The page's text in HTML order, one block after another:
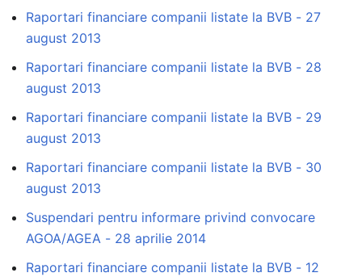
Raportari financiare companii listate la BVB - 27
august 2013
Raportari financiare companii listate la BVB - 28
august 2013
Raportari financiare companii listate la BVB - 29
august 2013
Raportari financiare companii listate la BVB - 30
august 2013
Suspendari pentru informare privind convocare
AGOA/AGEA - 28 aprilie 2014
Raportari financiare companii listate la BVB - 12